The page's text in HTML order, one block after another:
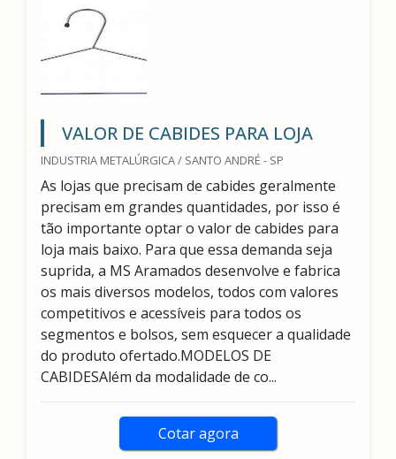
VALOR DE CABIDES PARA LOJA
INDUSTRIA METALÚRGICA / SANTO ANDRÉ - SP
As lojas que precisam de cabides geralmente
precisam em grandes quantidades, por isso é
tão importante optar o valor de cabides para
loja mais baixo. Para que essa demanda seja
suprida, a MS Aramados desenvolve e fabrica
os mais diversos modelos, todos com valores
competitivos e acessíveis para todos os
segmentos e bolsos, sem esquecer a qualidade
do produto ofertado.MODELOS DE
CABIDESAlém da modalidade de co...
Cotar agora